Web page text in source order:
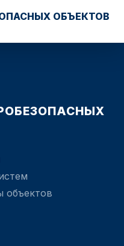
ОБЪЕКТОВ
объектов